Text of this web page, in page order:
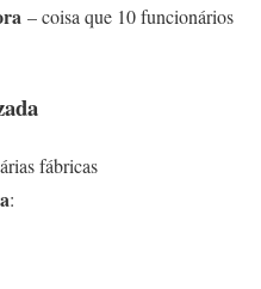
– coisa que 10 funcionários
fábricas
: